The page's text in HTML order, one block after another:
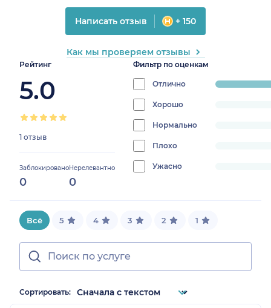
Рейтинг
5.0
1 отзыв
Заблокировано
0
Нерелевантно
0
Фильтр по оценкам
Отлично
progress:
Хорошо
0%
Нормально
0%
Плохо
0%
Ужасно
progress:
Написать отзыв + 150
Как мы проверяем отзывы
Всё 5 4 3 2 1
Сортировать: